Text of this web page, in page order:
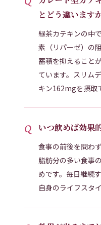
とどう違います
緑茶カテキンの中
素（リパーゼ）の
蓄積を抑えること
ています。スリム
キン162mgを摂取
いつ飲めば効果
食事の前後を問わ
脂肪分の多い食事
めです。毎日継続
自身のライフスタ